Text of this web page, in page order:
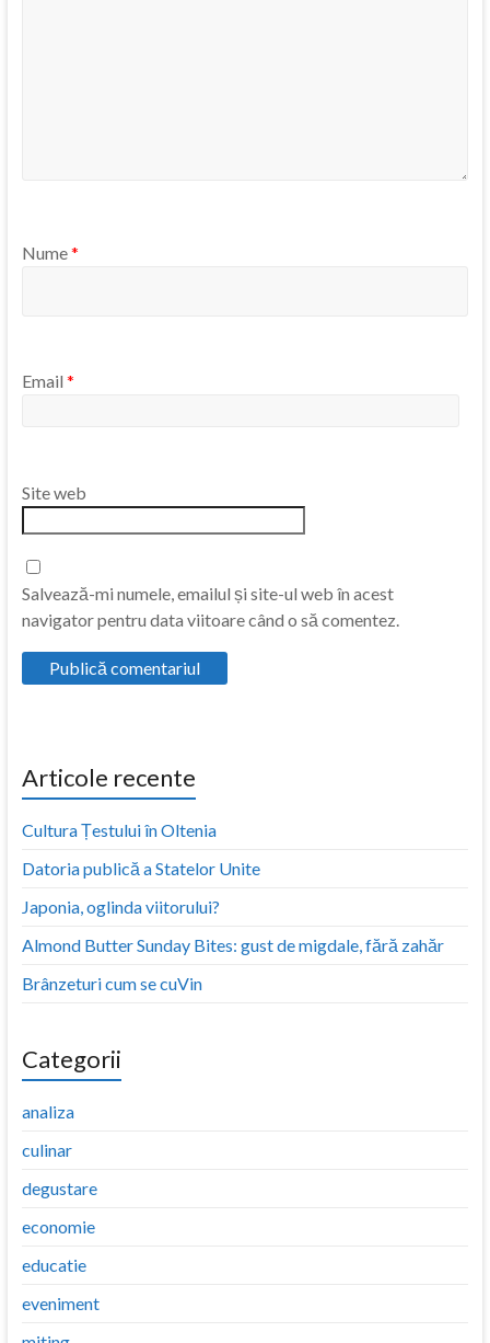
Nume*
Email *
Site web
Salvează-mi numele, emailul și site-ul web în acest
navigator pentru data viitoare când o să comentez.
Articole recente
Cultura Țestului în Oltenia
Datoria publică a Statelor Unite
Japonia, oglinda viitorului?
Almond Butter Sunday Bites: gust de migdale, fără zahăr
Brânzeturi cum se cuVin
Categorii
analiza
culinar
degustare
economie
educatie
eveniment